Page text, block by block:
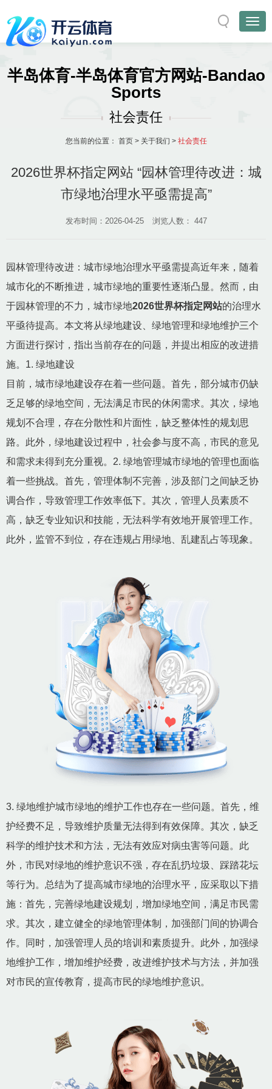
半岛体育-半岛体育官方网站-Bandao
Sports
社会责任
您当前的位置： 首页> 关于我们 > 社会责任
2026世界杯指定网站 “园林管理待改进：城
市绿地治理水平亟需提高”
发布时间：2026-04-25 浏览人数： 447
园林管理待改进：城市绿地治理水平亟需提高近年来，随着
城市化的不断推进，城市绿地的重要性逐渐凸显。然而，由
于园林管理的不力，城市绿地2026世界杯指定网站的治理水
平亟待提高。本文将从绿地建设、绿地管理和绿地维护三个
方面进行探讨，指出当前存在的问题，并提出相应的改进措
施。1. 绿地建设
目前，城市绿地建设存在着一些问题。首先，部分城市仍缺
乏足够的绿地空间，无法满足市民的休闲需求。其次，绿地
规划不合理，存在分散性和片面性，缺乏整体性的规划思
路。此外，绿地建设过程中，社会参与度不高，市民的意见
和需求未得到充分重视。2. 绿地管理城市绿地的管理也面临
着一些挑战。首先，管理体制不完善，涉及部门之间缺乏协
调合作，导致管理工作效率低下。其次，管理人员素质不
高，缺乏专业知识和技能，无法科学有效地开展管理工作。
此外，监管不到位，存在违规占用绿地、乱建乱占等现象。
3. 绿地维护城市绿地的维护工作也存在一些问题。首先，维
护经费不足，导致维护质量无法得到有效保障。其次，缺乏
科学的维护技术和方法，无法有效应对病虫害等问题。此
外，市民对绿地的维护意识不强，存在乱扔垃圾、踩踏花坛
等行为。总结为了提高城市绿地的治理水平，应采取以下措
施：首先，完善绿地建设规划，增加绿地空间，满足市民需
求。其次，建立健全的绿地管理体制，加强部门间的协调合
作。同时，加强管理人员的培训和素质提升。此外，加强绿
地维护工作，增加维护经费，改进维护技术与方法，并加强
对市民的宣传教育，提高市民的绿地维护意识。